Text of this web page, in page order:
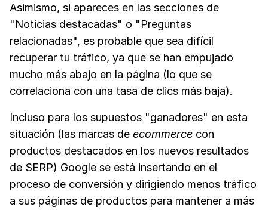
Asimismo, si apareces en las secciones de
"Noticias destacadas" o "Preguntas
relacionadas", es probable que sea difícil
recuperar tu tráfico, ya que se han empujado
mucho más abajo en la página (lo que se
correlaciona con una tasa de clics más baja).
Incluso para los supuestos "ganadores" en esta
situación (las marcas de ecommerce con
productos destacados en los nuevos resultados
de SERP) Google se está insertando en el
proceso de conversión y dirigiendo menos tráfico
a sus páginas de productos para mantener a más